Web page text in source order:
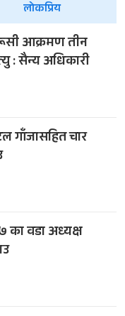
लोकप्रिय
आक्रमण तीन
: सैन्य अधिकारी
गाँजासहित चार
का वडा अध्यक्ष